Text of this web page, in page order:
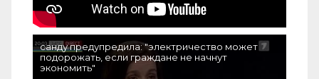
санду предупредила: "электричество может
подорожать, если граждане не начнут
экономить"